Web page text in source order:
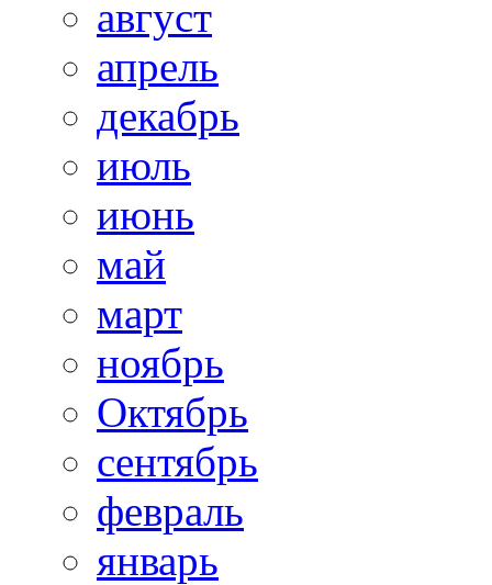
август
апрель
декабрь
июль
июнь
май
март
ноябрь
Октябрь
сентябрь
февраль
январь